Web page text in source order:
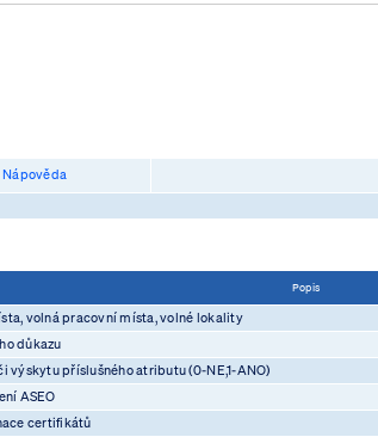
Popis
volná pracovní místa, volné lokality
důkazu
výskytu příslušného atributu (0-NE,1-ANO)
ASEO
certifikátů